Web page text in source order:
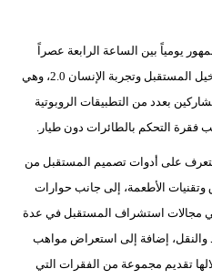
يومياً بين الساعة الرابعة عصراً
والتاسعة مساءً، عرض أفلام عالمية لتخيل المستقبل وتجربة الإنسان 2.0، وهي
بعدد من التطبيقات الروبوتية
فقرة التحكم بالطائرات دون طيار.
التعرف على أدوات تصميم المستقبل من
الأطعمة، إلى جانب حوارات
مجالات استشراف المستقبل في عدة
والنقل، إضافة إلى استعراض مواهب
تقديم مجموعة من الفقرات التي